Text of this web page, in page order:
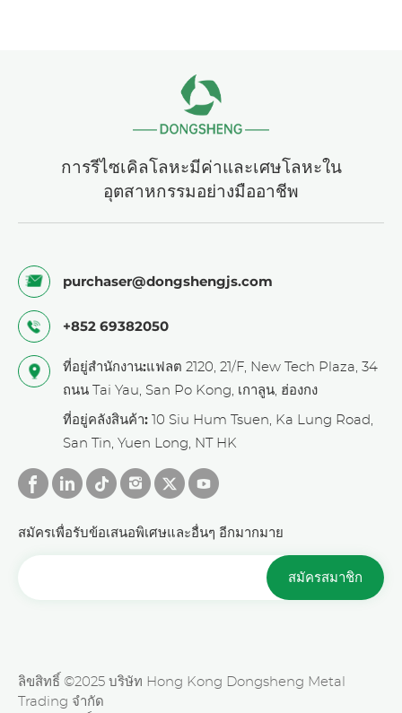
การรีไซเคิลโลหะมีค่าและเศษโลหะใน
อุตสาหกรรมอย่างมืออาชีพ
purchaser@dongshengjs.com
+852 69382050
ที่อยู่สำนักงาน:แฟลต 2120, 21/F, New Tech Plaza, 34
ถนน Tai Yau, San Po Kong, เกาลูน, ฮ่องกง
ที่อยู่คลังสินค้า: 10 Siu Hum Tsuen, Ka Lung Road,
San Tin, Yuen Long, NT HK
สมัครเพื่อรับข้อเสนอพิเศษและอื่นๆ อีกมากมาย
สมัครสมาชิก
ลิขสิทธิ์ ©2025 บริษัท Hong Kong Dongsheng Metal
Trading จำกัด